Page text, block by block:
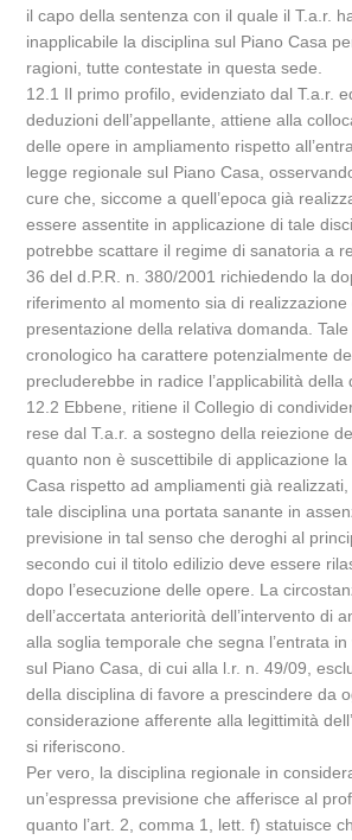
il capo della sentenza con il quale il T.a.r.
inapplicabile la disciplina sul Piano Casa
ragioni, tutte contestate in questa sede.
12.1 Il primo profilo, evidenziato dal T.a.r.
deduzioni dell’appellante, attiene alla
delle opere in ampliamento rispetto
legge regionale sul Piano Casa,
cure che, siccome a quell’epoca già
essere assentite in applicazione di tale
potrebbe scattare il regime di sanatoria a
36 del d.P.R. n. 380/2001 richiedendo la
riferimento al momento sia di
presentazione della relativa domanda.
cronologico ha carattere potenzialmente
precluderebbe in radice l’applicabilità della
12.2 Ebbene, ritiene il Collegio di
rese dal T.a.r. a sostegno della reiezione
quanto non è suscettibile di applicazione la
Casa rispetto ad ampliamenti già
tale disciplina una portata sanante in
previsione in tal senso che deroghi al
secondo cui il titolo edilizio deve essere
dopo l’esecuzione delle opere. La
dell’accertata anteriorità dell’intervento di
alla soglia temporale che segna l’entrata
sul Piano Casa, di cui alla l.r. n. 49/09,
della disciplina di favore a prescindere da
considerazione afferente alla legittimità
si riferiscono.
Per vero, la disciplina regionale in
un’espressa previsione che afferisce al
quanto l’art. 2, comma 1, lett. f) statuisce